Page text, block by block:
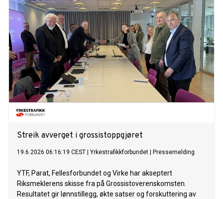
Streik avverget i grossistoppgjøret
19.6.2026 06:16:19 CEST Yrkestrafikkforbundet Pressemelding
YTF, Parat, Fellesforbundet og Virke har akseptert
Riksmeklerens skisse fra på Grossistoverenskomsten.
Resultatet gir lønnstillegg, økte satser og forskuttering av